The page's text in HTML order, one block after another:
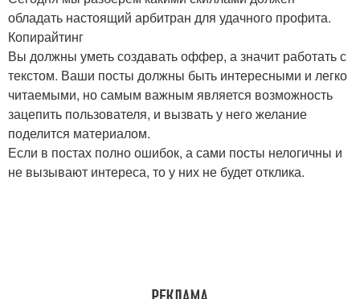
обладать настоящий арбитран для удачного профита.
Копирайтинг
Вы должны уметь создавать оффер, а значит работать с
текстом. Ваши посты должны быть интересными и легко
читаемыми, но самым важным является возможность
зацепить пользователя, и вызвать у него желание
поделится материалом.
Если в постах полно ошибок, а сами посты нелогичны и
не вызывают интереса, то у них не будет отклика.